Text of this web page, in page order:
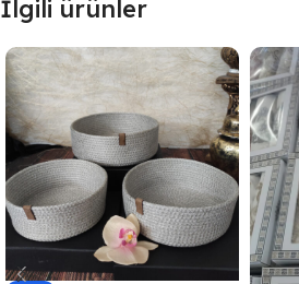
İlgili ürünler